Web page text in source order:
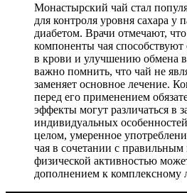
Монастырский чай стал
для контроля уровня сахара у
диабетом. Врачи отмечают,
компоненты чая
в крови и улучшению обмена
важно помнить, что чай не
заменяет основное лечение.
перед его применением
эффекты могут различаться в
индивидуальных
целом, умеренное
чая в сочетании с
физической активностью
дополнением к комплексному